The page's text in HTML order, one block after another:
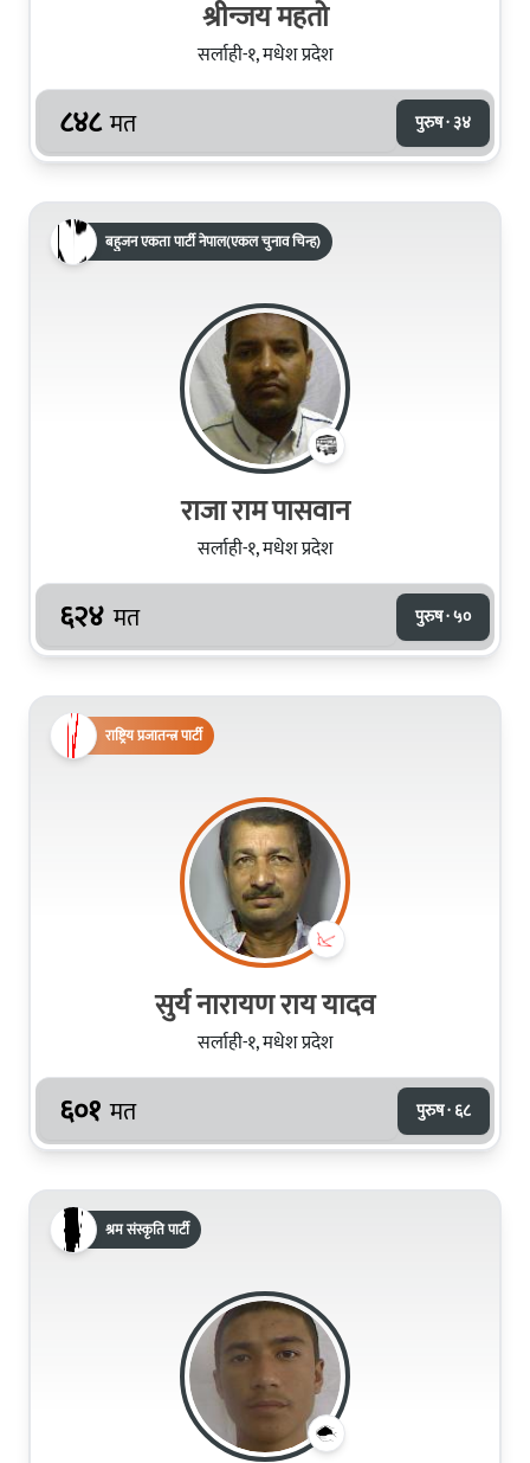
श्रीन्जय महतो
सर्लाही-१, मधेश प्रदेश
८४८ मत पुरुष · ३४
बहुजन एकता पार्टी नेपाल(एकल चुनाव चिन्ह)
राजा राम पासवान
सर्लाही-१, मधेश प्रदेश
६२४ मत पुरुष · ५०
राष्ट्रिय प्रजातन्त्र पार्टी
सुर्य नारायण राय यादव
सर्लाही-१, मधेश प्रदेश
६०१ मत पुरुष · ६८
श्रम संस्कृति पार्टी